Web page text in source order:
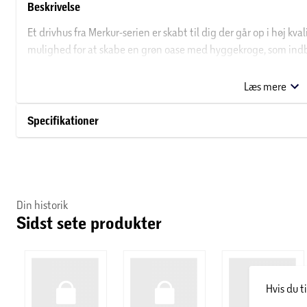
Beskrivelse
Et drivhus fra Merkur-serien er skabt til dig der går op i høj
mulighed for at skabe en grøn oase med hyggekroge, som
har desuden tagrender og letløbende skydedør. Til alle
automatiske vinduesåbnere mm.
Mål angivet ekskl. sokkel:
Vitavia stålsokkel sikrer let og problemfri montage og giver
vater. Samles ved hjælp af de medfølgende fittings. Der
Læs mere
Specifikationer
Din historik
Sidst sete produkter
Hvis du